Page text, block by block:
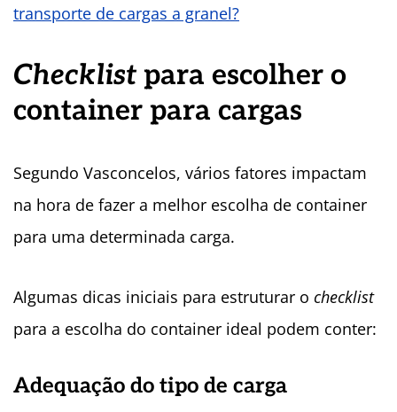
transporte de cargas a granel?
Checklist para escolher o
container para cargas
Segundo Vasconcelos, vários fatores impactam
na hora de fazer a melhor escolha de container
para uma determinada carga.
Algumas dicas iniciais para estruturar o checklist
para a escolha do container ideal podem conter:
Adequação do tipo de carga